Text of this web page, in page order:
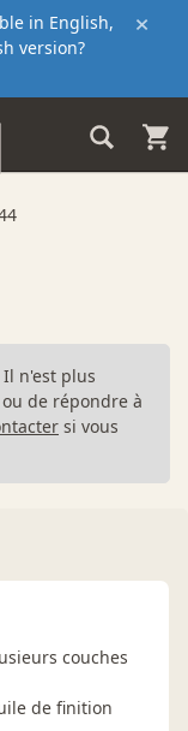
×
in English,
version?
n'est plus
de répondre à
si vous
couches
de finition